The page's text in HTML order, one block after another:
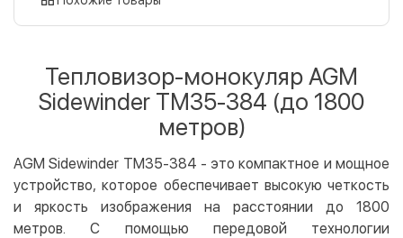
LiqPay
Apple Pay
Безналичный расчет
Оплата на карту юр.лица
Оплата на счет юр.лица
Бесплатно
Тепловизор-монокуляр AGM
Sidewinder TM35-384 (до 1800
метров)
AGM Sidewinder TM35-384 - это компактное и мощное
устройство, которое обеспечивает высокую четкость
и яркость изображения на расстоянии до 1800
метров. С помощью передовой технологии